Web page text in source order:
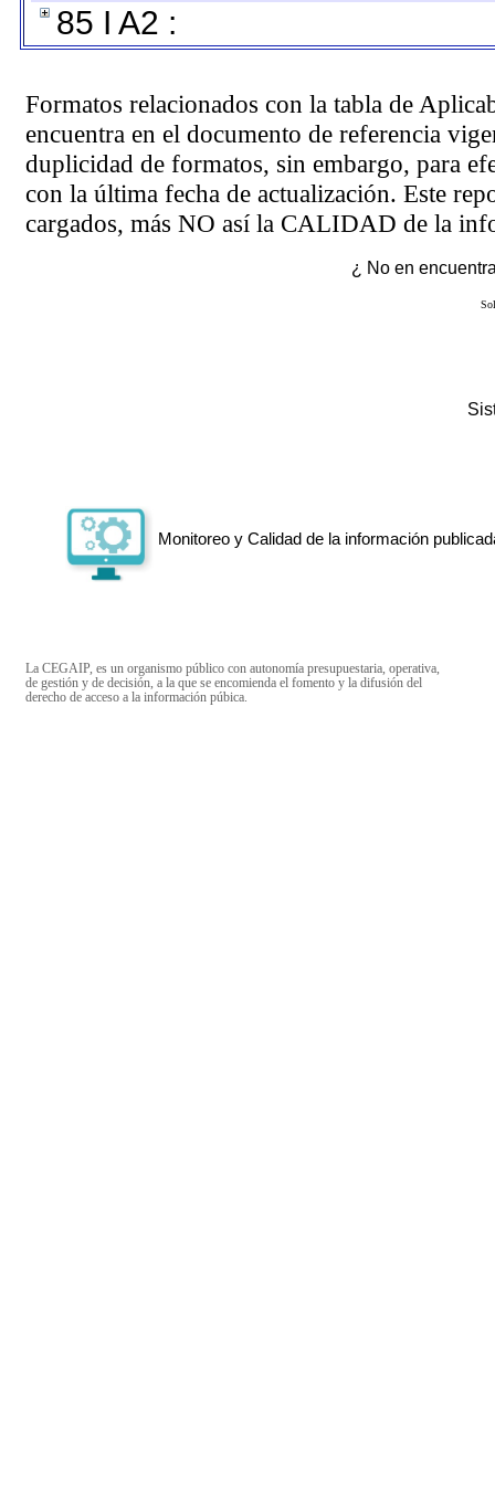
85 I A2 :
Formatos relacionados con la tabla de
encuentra en el documento de referencia
duplicidad de formatos, sin embargo, para
con la última fecha de actualización. Este
cargados, más NO así la CALIDAD de la
¿ No en
Monitoreo y Calidad de la información
La CEGAIP, es un organismo público con autonomía presupuestaria, operativa,
de gestión y de decisión, a la que se encomienda el fomento y la difusión del
derecho de acceso a la información púbica.